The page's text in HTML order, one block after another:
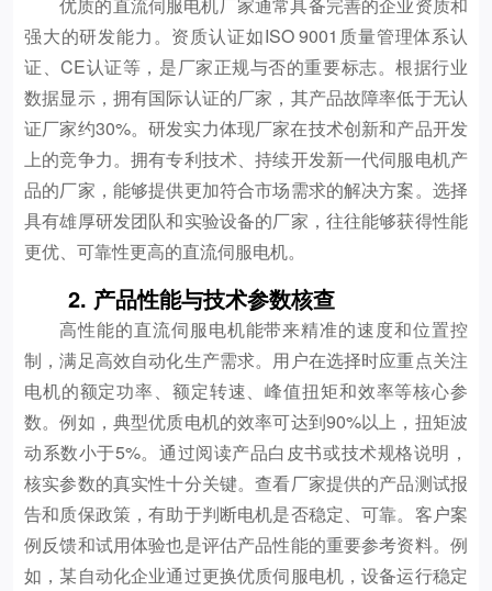
强大的研发能力。资质认证如ISO 9001质量管理体系认
证、CE认证等，是厂家正规与否的重要标志。根据行业
数据显示，拥有国际认证的厂家，其产品故障率低于无认
证厂家约30%。研发实力体现厂家在技术创新和产品开发
上的竞争力。拥有专利技术、持续开发新一代伺服电机产
品的厂家，能够提供更加符合市场需求的解决方案。选择
具有雄厚研发团队和实验设备的厂家，往往能够获得性能
更优、可靠性更高的直流伺服电机。
2. 产品性能与技术参数核查
高性能的直流伺服电机能带来精准的速度和位置控
制，满足高效自动化生产需求。用户在选择时应重点关注
电机的额定功率、额定转速、峰值扭矩和效率等核心参
数。例如，典型优质电机的效率可达到90%以上，扭矩波
动系数小于5%。通过阅读产品白皮书或技术规格说明，
核实参数的真实性十分关键。查看厂家提供的产品测试报
告和质保政策，有助于判断电机是否稳定、可靠。客户案
例反馈和试用体验也是评估产品性能的重要参考资料。例
如，某自动化企业通过更换优质伺服电机，设备运行稳定